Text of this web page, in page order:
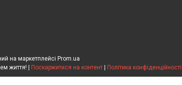
на маркетплейсі Prom.ua
Поскаржитися на контент Політика конфіденційності